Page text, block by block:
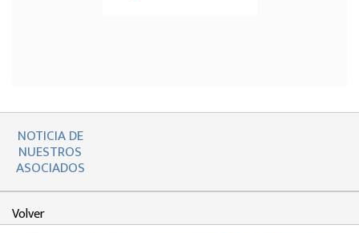
NOTICIA DE
NUESTROS
ASOCIADOS
Volver